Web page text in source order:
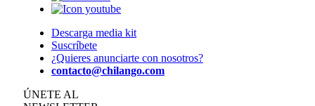
Descarga media kit
Suscríbete
¿Quieres anunciarte con nosotros?
contacto@chilango.com
ÚNETE AL